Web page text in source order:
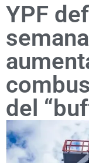
YPF
del